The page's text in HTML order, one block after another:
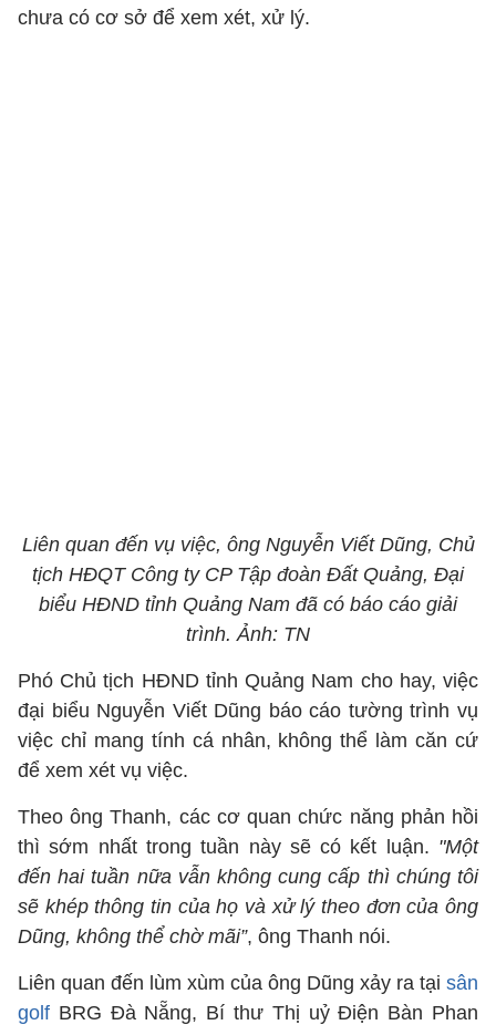
chưa có cơ sở để xem xét, xử lý.
Liên quan đến vụ việc, ông Nguyễn Viết Dũng, Chủ
tịch HĐQT Công ty CP Tập đoàn Đất Quảng, Đại
biểu HĐND tỉnh Quảng Nam đã có báo cáo giải
trình. Ảnh: TN
Phó Chủ tịch HĐND tỉnh Quảng Nam cho hay, việc
đại biểu Nguyễn Viết Dũng báo cáo tường trình vụ
việc chỉ mang tính cá nhân, không thể làm căn cứ
để xem xét vụ việc.
Theo ông Thanh, các cơ quan chức năng phản hồi
thì sớm nhất trong tuần này sẽ có kết luận. "Một
đến hai tuần nữa vẫn không cung cấp thì chúng tôi
sẽ khép thông tin của họ và xử lý theo đơn của ông
Dũng, không thể chờ mãi”, ông Thanh nói.
Liên quan đến lùm xùm của ông Dũng xảy ra tại sân
golf BRG Đà Nẵng, Bí thư Thị uỷ Điện Bàn Phan